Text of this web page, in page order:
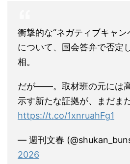
衝撃的な“ネガティブキャン
について、国会答弁で否定
相。
だが――。取材班の元には
示す新たな証拠が、まだま
https://t.co/1xnruahFg1
— 週刊文春
2026